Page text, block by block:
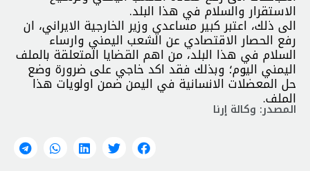
الاستقرار والسلام في هذا البلد.
الى ذلك، اعتبر كبير مساعدي وزير الخارجية الايراني، ان
رفع الحصار الاقتصادي عن الشعب اليمني وارساء
السلام في هذا البلد، من اهم القضايا المتعلقة بالملف
اليمني اليوم؛ وبذلك فقد اكد خاجي على ضرورة وضع
حل المعضلات الانسانية في اليمن ضمن اولويات هذا
الملف.
المصدر: وكالة إرنا